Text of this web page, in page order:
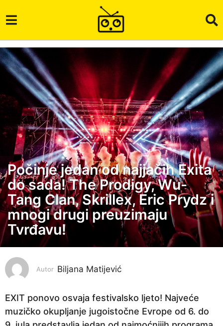
3
g
o
d
i
n
e
p
r
j
e
Počinje jedan od najjačih Exita
do sada! The Prodigy, Wu-
Tang Clan, Skrillex, Eric Prydz i
mnogi drugi preuzimaju
Tvrđavu!
Autor Biljana Matijević
EXIT ponovo osvaja festivalsko ljeto! Najveće
muzičko okupljanje jugoistočne Evrope od 6. do